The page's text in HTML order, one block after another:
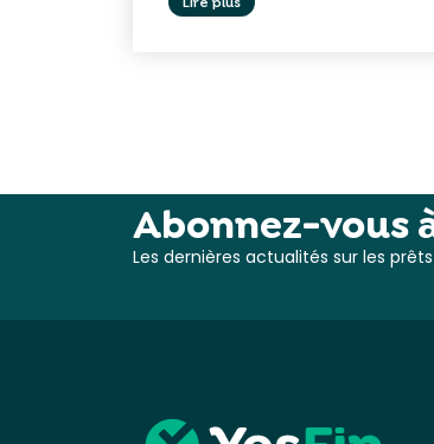
Abonnez-vous
Les dernières actualités sur les